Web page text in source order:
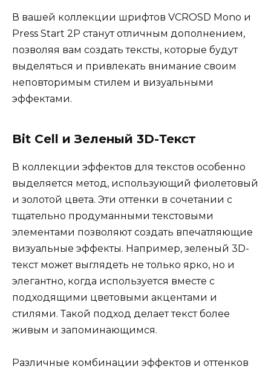
В вашей коллекции шрифтов VCROSD Mono и
Press Start 2P станут отличным дополнением,
позволяя вам создать тексты, которые будут
выделяться и привлекать внимание своим
неповторимым стилем и визуальными
эффектами.
Bit Cell и Зеленый 3D-Текст
В коллекции эффектов для текстов особенно
выделяется метод, использующий фиолетовый
и золотой цвета. Эти оттенки в сочетании с
тщательно продуманными текстовыми
элементами позволяют создать впечатляющие
визуальные эффекты. Например, зеленый 3D-
текст может выглядеть не только ярко, но и
элегантно, когда используется вместе с
подходящими цветовыми акцентами и
стилями. Такой подход делает текст более
живым и запоминающимся.
Различные комбинации эффектов и оттенков